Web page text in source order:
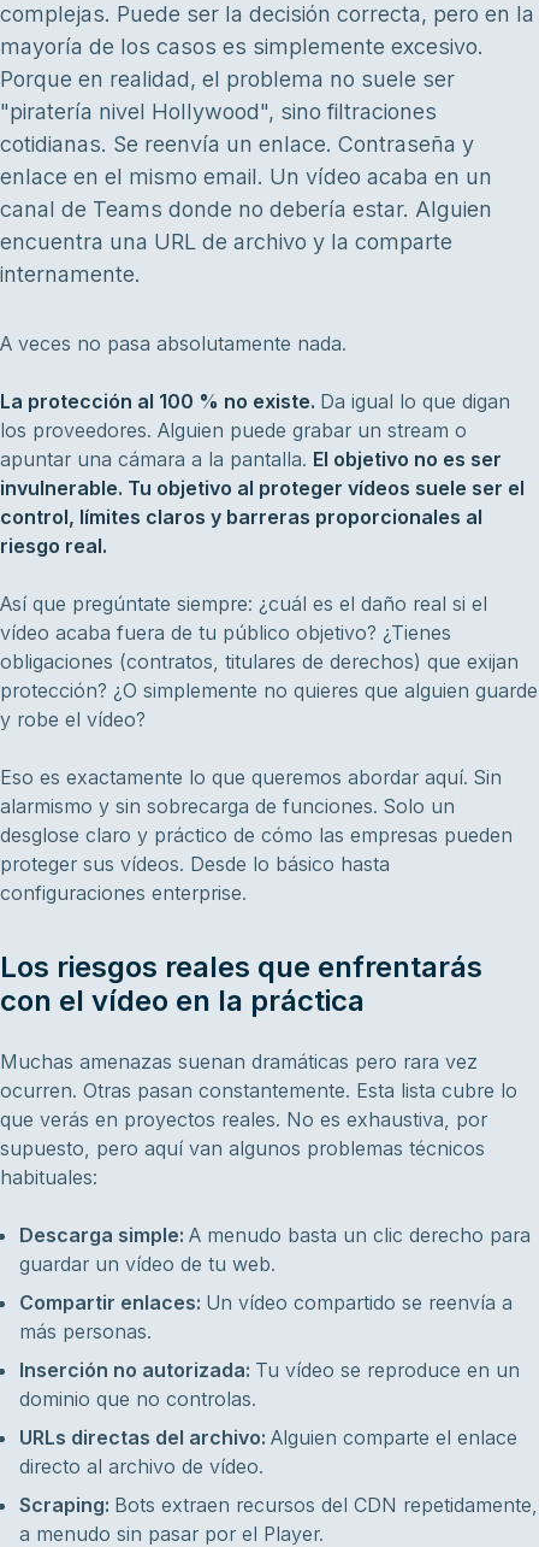
complejas. Puede ser la decisión correcta, pero en la
mayoría de los casos es simplemente excesivo.
Porque en realidad, el problema no suele ser
"piratería nivel Hollywood", sino filtraciones
cotidianas. Se reenvía un enlace. Contraseña y
enlace en el mismo email. Un vídeo acaba en un
canal de Teams donde no debería estar. Alguien
encuentra una URL de archivo y la comparte
internamente.
A veces no pasa absolutamente nada.
La protección al 100 % no existe. Da igual lo que digan
los proveedores. Alguien puede grabar un stream o
apuntar una cámara a la pantalla. El objetivo no es ser
invulnerable. Tu objetivo al proteger vídeos suele ser el
control, límites claros y barreras proporcionales al
riesgo real.
Así que pregúntate siempre: ¿cuál es el daño real si el
vídeo acaba fuera de tu público objetivo? ¿Tienes
obligaciones (contratos, titulares de derechos) que exijan
protección? ¿O simplemente no quieres que alguien guarde
y robe el vídeo?
Eso es exactamente lo que queremos abordar aquí. Sin
alarmismo y sin sobrecarga de funciones. Solo un
desglose claro y práctico de cómo las empresas pueden
proteger sus vídeos. Desde lo básico hasta
configuraciones enterprise.
Los riesgos reales que enfrentarás
con el vídeo en la práctica
Muchas amenazas suenan dramáticas pero rara vez
ocurren. Otras pasan constantemente. Esta lista cubre lo
que verás en proyectos reales. No es exhaustiva, por
supuesto, pero aquí van algunos problemas técnicos
habituales:
Descarga simple: A menudo basta un clic derecho para
guardar un vídeo de tu web.
Compartir enlaces: Un vídeo compartido se reenvía a
más personas.
Inserción no autorizada: Tu vídeo se reproduce en un
dominio que no controlas.
URLs directas del archivo: Alguien comparte el enlace
directo al archivo de vídeo.
Scraping: Bots extraen recursos del CDN repetidamente,
a menudo sin pasar por el Player.